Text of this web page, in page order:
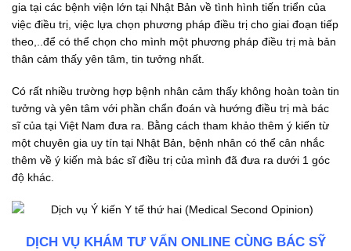
gia tại các bệnh viện lớn tại Nhật Bản về tình hình tiến triển của
việc điều trị, việc lựa chọn phương pháp điều trị cho giai đoạn tiếp
theo,..để có thể chọn cho mình một phương pháp điều trị mà bản
thân cảm thấy yên tâm, tin tưởng nhất.
Có rất nhiều trường hợp bệnh nhân cảm thấy không hoàn toàn tin
tưởng và yên tâm với phần chẩn đoán và hướng điều trị mà bác
sĩ của tại Việt Nam đưa ra. Bằng cách tham khảo thêm ý kiến từ
một chuyên gia uy tín tại Nhật Bản, bệnh nhân có thể cân nhắc
thêm về ý kiến mà bác sĩ điều trị của mình đã đưa ra dưới 1 góc
độ khác.
DỊCH VỤ KHÁM TƯ VẤN ONLINE CÙNG BÁC SỸ